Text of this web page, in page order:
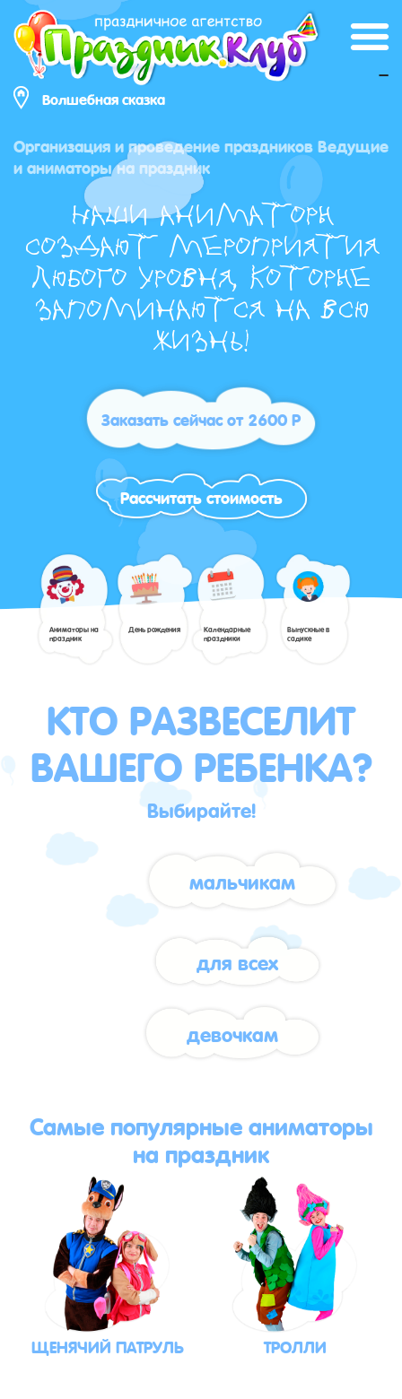
Волшебная сказка
_
Организация и проведение праздников Ведущие
и аниматоры на праздник
Наши аниматоры
создают мероприятия
любого уровня, которые
запоминаются на всю
жизнь!
Заказать сейчас от 2600 Р
Рассчитать стоимость
Аниматоры на
праздник
День рождения Календарные
праздники
Выпускные в
садике
КТО РАЗВЕСЕЛИТ
ВАШЕГО РЕБЕНКА?
Выбирайте!
мальчикам
для всех
девочкам
Самые популярные аниматоры
на праздник
ЩЕНЯЧИЙ ПАТРУЛЬ ТРОЛЛИ